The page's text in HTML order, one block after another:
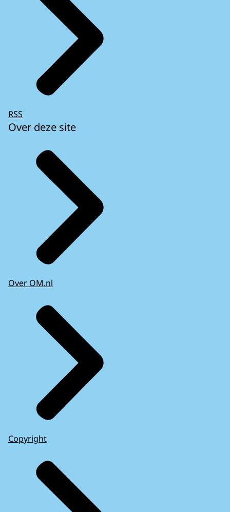
RSS
Over deze site
Over OM.nl
Copyright